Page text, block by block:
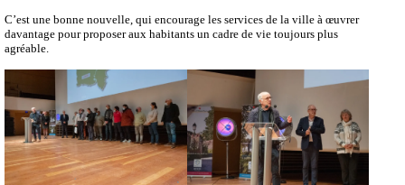
C’est une bonne nouvelle, qui encourage les services de la ville à œuvrer
davantage pour proposer aux habitants un cadre de vie toujours plus
agréable.